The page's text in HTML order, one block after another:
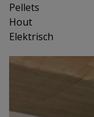
Pellets
Hout
Elektrisch